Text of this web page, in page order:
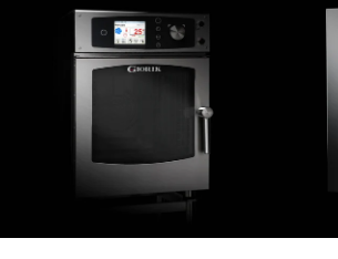
מי אנחנו?
חברת ב.פ.ר סוכנויות בע"מ נוסדה בראשית שנות ה-70
ציוד מגוון למטבח המוסדי ולענף
וההסעדה בישראל
אודות החברה